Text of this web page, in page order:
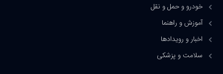
خودرو و حمل و نقل
آموزش و راهنما
اخبار و رویدادها
سلامت و پزشکی